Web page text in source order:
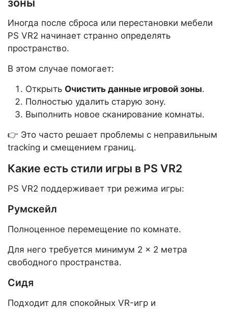
Иногда после сброса или перестановки мебели
PS VR2 начинает странно определять
пространство.
В этом случае помогает:
Открыть Очистить данные игровой зоны.
Полностью удалить старую зону.
Выполнить новое сканирование комнаты.
👉 Это часто решает проблемы с неправильным
tracking и смещением границ.
Какие есть стили игры в PS VR2
PS VR2 поддерживает три режима игры:
Румскейл
Полноценное перемещение по комнате.
Для него требуется минимум 2 × 2 метра
свободного пространства.
Сидя
Подходит для спокойных VR-игр и